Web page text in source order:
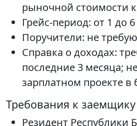
рыночной стоимости
Грейс-период: от 1 до
Поручители: не
Справка о доходах:
последние 3 месяца;
зарплатном проекте в
Требования к заемщику
Резидент Республики